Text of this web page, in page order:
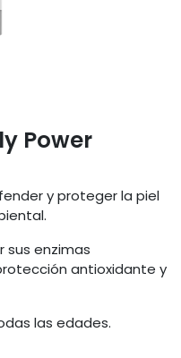
Power
y proteger la piel
sus enzimas
antioxidante y
las edades.